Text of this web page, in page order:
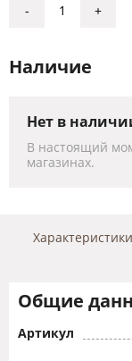
- +
Наличие
Нет в
В настоящий
магазинах.
Характеристики
Общие
Артикул